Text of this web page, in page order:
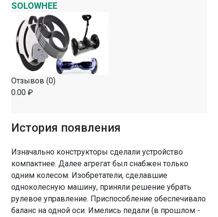
SOLOWHEE
Отзывов (0)
0.00 ₽
История появления
Изначально конструкторы сделали устройство
компактнее. Далее агрегат был снабжен только
одним колесом. Изобретатели, сделавшие
одноколесную машину, приняли решение убрать
рулевое управление. Приспособление обеспечивало
баланс на одной оси. Имелись педали (в прошлом -